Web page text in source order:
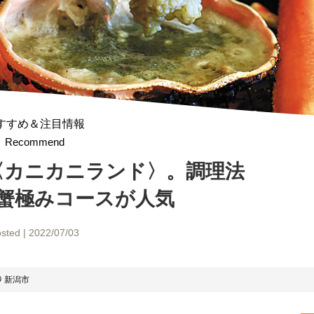
すめ＆注目情報
Recommend
ニカニランド〉。調理法
極みコースが人気
| 2022/07/03
新潟市